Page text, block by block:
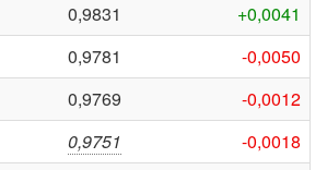
0,9831
+0,0041
0,9781
-0,0050
0,9769
-0,0012
0,9751
-0,0018